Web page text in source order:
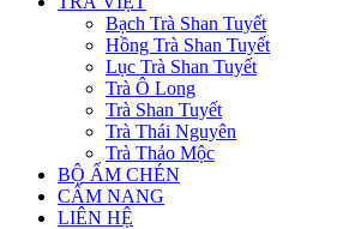
Bạch Trà Shan Tuyết
Hồng Trà Shan Tuyết
Lục Trà Shan Tuyết
Trà Ô Long
Trà Shan Tuyết
Trà Thái Nguyên
Trà Thảo Mộc
BỘ ẤM CHÉN
CẨM NANG
LIÊN HỆ